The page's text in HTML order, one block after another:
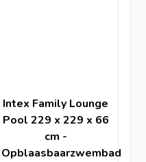
Intex Family Lounge
Pool 229 x 229 x 66
cm -
Opblaasbaarzwembad